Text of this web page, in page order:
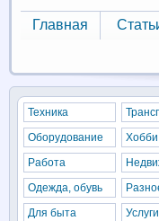
Главная
Техника
Оборудование
Работа
Одежда, обувь
Для быта
Услуги